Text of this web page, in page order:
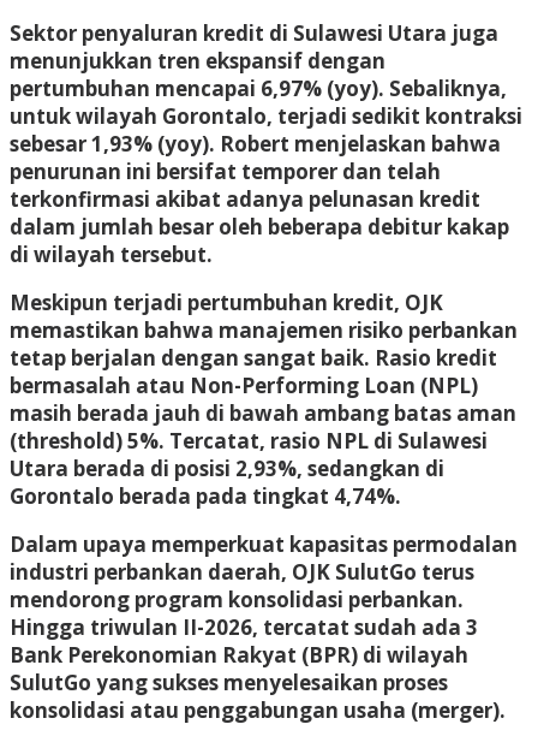
Sektor penyaluran kredit di Sulawesi Utara juga
menunjukkan tren ekspansif dengan
pertumbuhan mencapai 6,97% (yoy). Sebaliknya,
untuk wilayah Gorontalo, terjadi sedikit kontraksi
sebesar 1,93% (yoy). Robert menjelaskan bahwa
penurunan ini bersifat temporer dan telah
terkonfirmasi akibat adanya pelunasan kredit
dalam jumlah besar oleh beberapa debitur kakap
di wilayah tersebut.
Meskipun terjadi pertumbuhan kredit, OJK
memastikan bahwa manajemen risiko perbankan
tetap berjalan dengan sangat baik. Rasio kredit
bermasalah atau Non-Performing Loan (NPL)
masih berada jauh di bawah ambang batas aman
(threshold) 5%. Tercatat, rasio NPL di Sulawesi
Utara berada di posisi 2,93%, sedangkan di
Gorontalo berada pada tingkat 4,74%.
Dalam upaya memperkuat kapasitas permodalan
industri perbankan daerah, OJK SulutGo terus
mendorong program konsolidasi perbankan.
Hingga triwulan II-2026, tercatat sudah ada 3
Bank Perekonomian Rakyat (BPR) di wilayah
SulutGo yang sukses menyelesaikan proses
konsolidasi atau penggabungan usaha (merger).